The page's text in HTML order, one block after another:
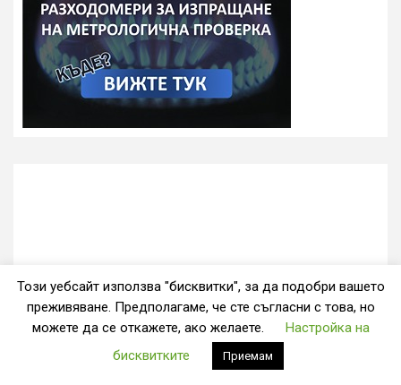
Този уебсайт използва "бисквитки", за да подобри вашето
преживяване. Предполагаме, че сте съгласни с това, но
можете да се откажете, ако желаете.
Настройка на
бисквитките
Приемам